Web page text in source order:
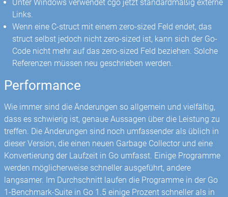
Unter Windows verwendet cgo jetzt standardmäßig externe
Links.
Wenn eine C-struct mit einem zero-sized Feld endet, das
struct selbst jedoch nicht zero-sized ist, kann sich der Go-
Code nicht mehr auf das zero-sized Feld beziehen. Solche
Referenzen müssen neu geschrieben werden.
Performance
Wie immer sind die Änderungen so allgemein und vielfältig,
dass es schwierig ist, genaue Aussagen über die Leistung zu
treffen. Die Änderungen sind noch umfassender als üblich in
dieser Version, die einen neuen Garbage Collector und eine
Konvertierung der Laufzeit in Go umfasst. Einige Programme
werden möglicherweise schneller ausgeführt, andere
langsamer. Im Durchschnitt laufen die Programme in der Go
1-Benchmark-Suite in Go 1.5 einige Prozent schneller als in